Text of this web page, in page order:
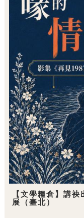
【文學糧倉】講
展（臺北）